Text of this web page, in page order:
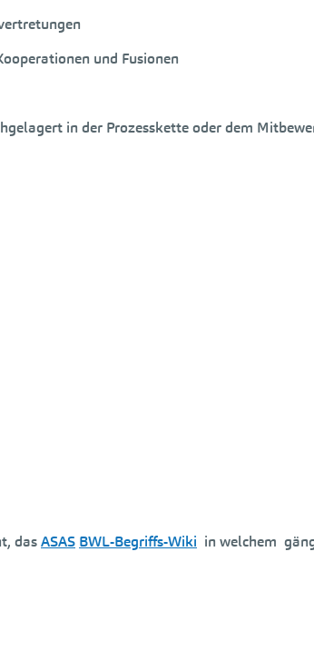
und Fusionen
in der Prozesskette oder dem
dasASAS BWL-Begriffs-Wiki in welchem